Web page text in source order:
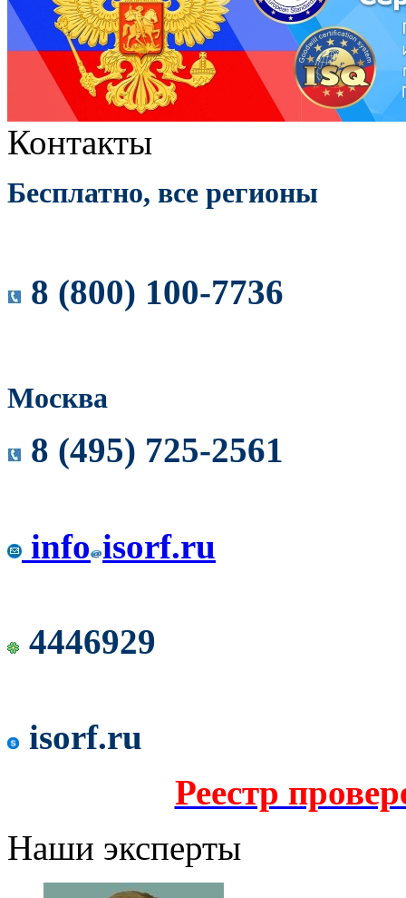
Контакты
Бесплатно, все регионы
8 (800) 100-7736
Москва
8 (495) 725-2561
info isorf.ru
4446929
isorf.ru
Реестр
Наши эксперты